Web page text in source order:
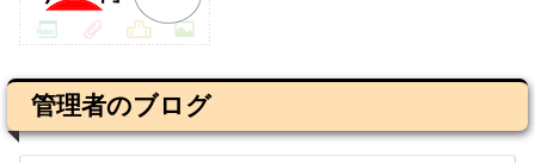
管理者のブログ